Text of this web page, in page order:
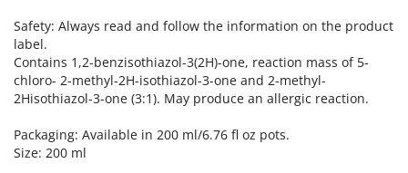
Safety: Always read and follow the information on the product
label.
Contains 1,2-benzisothiazol-3(2H)-one, reaction mass of 5-
chloro- 2-methyl-2H-isothiazol-3-one and 2-methyl-
2Hisothiazol-3-one (3:1). May produce an allergic reaction.
Packaging: Available in 200 ml/6.76 fl oz pots.
Size: 200 ml